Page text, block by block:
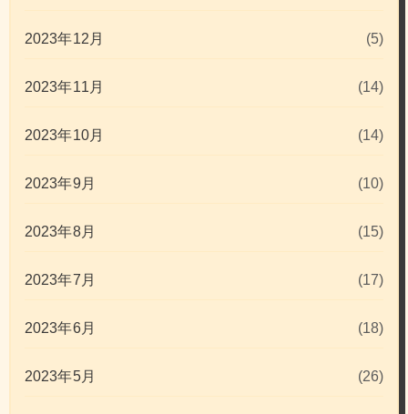
2023年12月 (5)
2023年11月 (14)
2023年10月 (14)
2023年9月 (10)
2023年8月 (15)
2023年7月 (17)
2023年6月 (18)
2023年5月 (26)